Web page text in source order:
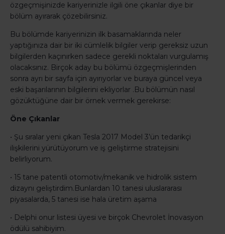
özgeçmişinizde kariyerinizle ilgili öne çıkanlar diye bir
bölüm ayırarak çözebilirsiniz.
Bu bölümde kariyerinizin ilk basamaklarında neler
yaptığınıza dair bir iki cümlelik bilgiler verip gereksiz uzun
bilgilerden kaçınırken sadece gerekli noktaları vurgulamış
olacaksınız. Birçok aday bu bölümü özgeçmişlerinden
sonra ayrı bir sayfa için ayırıyorlar ve buraya güncel veya
eski başarılarının bilgilerini ekliyorlar .Bu bölümün nasıl
gözüktüğüne dair bir örnek vermek gerekirse:
Öne Çıkanlar
• Şu sıralar yeni çıkan Tesla 2017 Model 3’ün tedarikçi
ilişkilerini yürütüyorum ve iş geliştirme stratejisini
belirliyorum.
• 15 tane patentli otomotiv/mekanik ve hidrolik sistem
dizaynı geliştirdim.Bunlardan 10 tanesi uluslararası
piyasalarda, 5 tanesi ise hala üretim aşama
• Delphi onur listesi üyesi ve birçok Chevrolet İnovasyon
ödülü sahibiyim.